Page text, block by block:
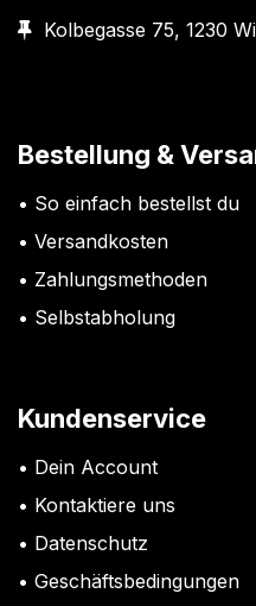
Kolbegasse 75, 1230
Bestellung &
So einfach bestellst du
Versandkosten
Zahlungsmethoden
Selbstabholung
Kundenservice
Dein Account
Kontaktiere uns
Datenschutz
Geschäftsbedingungen